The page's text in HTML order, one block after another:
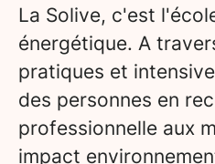
La Solive, c'est
énergétique. A
pratiques et
des personnes en
professionnelle aux
impact